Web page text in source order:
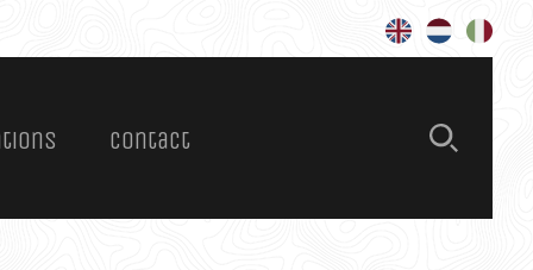
Contact Rechercher